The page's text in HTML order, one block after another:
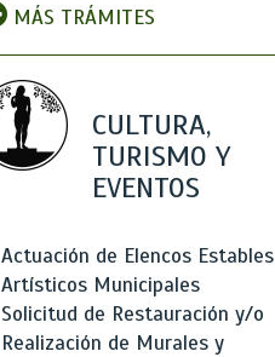
MÁS TRÁMITES
CULTURA,
TURISMO Y
EVENTOS
Actuación de Elencos Estables
Artísticos Municipales
Solicitud de Restauración y/o
Realización de Murales y